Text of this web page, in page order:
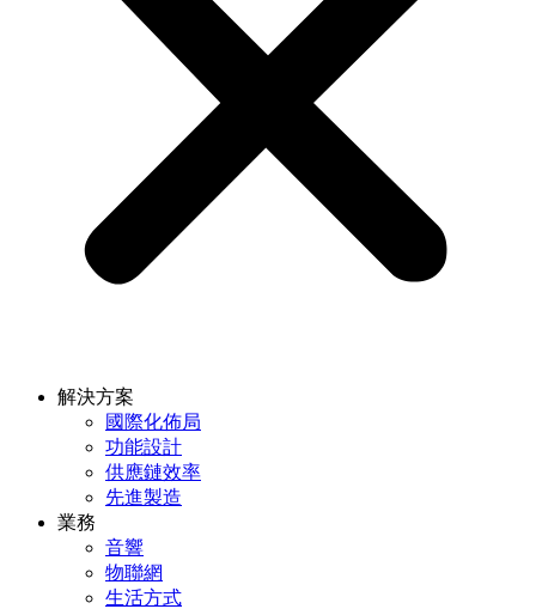
解決方案
國際化佈局
功能設計
供應鏈效率
先進製造
業務
音響
物聯網
生活方式